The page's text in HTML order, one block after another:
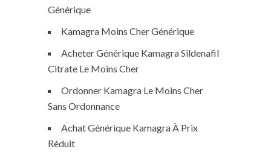
Générique
Kamagra Moins Cher Générique
Acheter Générique Kamagra Sildenafil
Citrate Le Moins Cher
Ordonner Kamagra Le Moins Cher
Sans Ordonnance
Achat Générique Kamagra À Prix
Réduit